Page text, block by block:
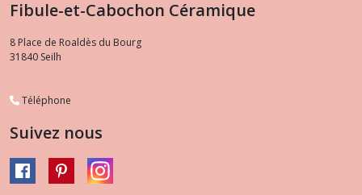
Fibule-et-Cabochon Céramique
8 Place de Roaldès du Bourg
31840 Seilh
Téléphone
Suivez nous